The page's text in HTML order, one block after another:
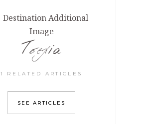
Τσεχία
1 RELATED ARTICLES
SEE ARTICLES